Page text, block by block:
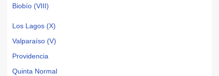
Biobío (VIII)
Los Lagos (X)
Valparaíso (V)
Providencia
Quinta Normal